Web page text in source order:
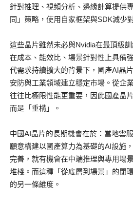
針對推理、視頻分析、邊緣計算提供
同」策略，使用自家框架與SDK減少
這些晶片雖然未必與Nvidia在最頂級
在成本、能效比、場景針對性上具備
代需求持續擴大的背景下，國產AI晶
安防與工業領域建立穩定市場。從企
往往比極限性能更重要，因此國產晶
而是「重構」。
中國AI晶片的長期機會在於：當地雲
願意構建以國產算力為基礎的AI設施
完善，就有機會在中端推理與專用場
堆棧。而這種「從底層到場景」的閉
的另一條維度。